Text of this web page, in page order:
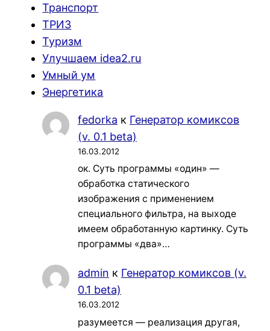
Транспорт
ТРИЗ
Туризм
Улучшаем idea2.ru
Умный ум
Энергетика
fedorka к Генератор комиксов
(v. 0.1 beta)
16.03.2012
ок. Суть программы «один» —
обработка статического
изображения с применением
специального фильтра, на выходе
имеем обработанную картинку. Суть
программы «два»…
admin к Генератор комиксов (v.
0.1 beta)
16.03.2012
разумеется — реализация другая,